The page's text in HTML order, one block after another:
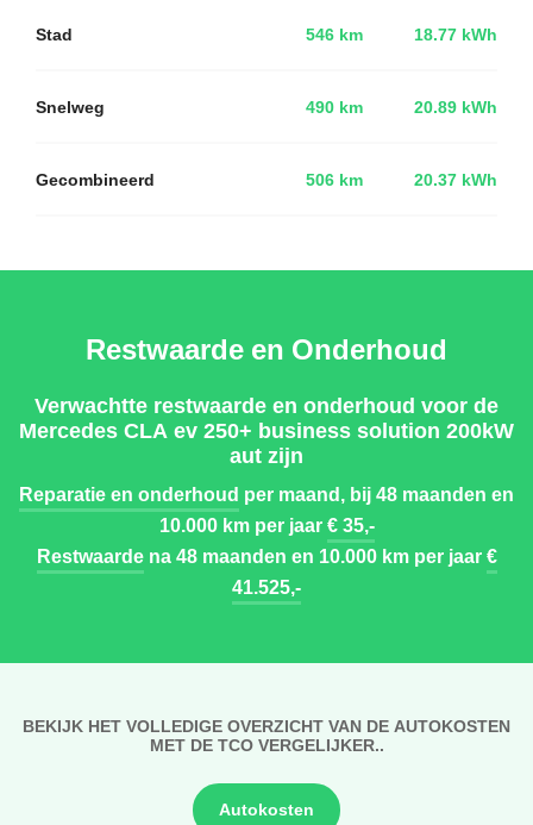
Stad 546 km 18.77 kWh
Snelweg 490 km 20.89 kWh
Gecombineerd 506 km 20.37 kWh
Restwaarde en Onderhoud
Verwachtte restwaarde en onderhoud voor de
Mercedes CLA ev 250+ business solution 200kW
aut zijn
Reparatie en onderhoud per maand, bij 48 maanden en
10.000 km per jaar€ 35,-
Restwaardena 48 maanden en 10.000 km per jaar€
41.525,-
BEKIJK HET VOLLEDIGE OVERZICHT VAN DE AUTOKOSTEN
MET DE TCO VERGELIJKER..
Autokosten